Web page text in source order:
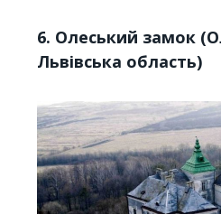
6. Олеський замок
Львівська область)